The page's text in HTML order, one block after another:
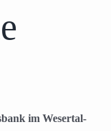
im Wesertal-